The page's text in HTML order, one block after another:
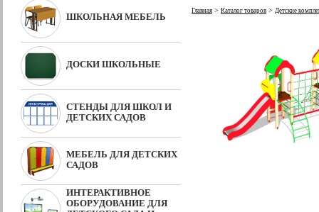
ШКОЛЬНАЯ МЕБЕЛЬ
ДОСКИ ШКОЛЬНЫЕ
СТЕНДЫ ДЛЯ ШКОЛ И
ДЕТСКИХ САДОВ
МЕБЕЛЬ ДЛЯ ДЕТСКИХ
САДОВ
ИНТЕРАКТИВНОЕ
ОБОРУДОВАНИЕ ДЛЯ
Главная > Каталог товаров > Детские